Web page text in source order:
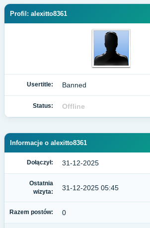
Profil: alexitto8361
Usertitle: Banned
Status: Offline
Informacje o alexitto8361
Dołączył: 31-12-2025
Ostatnia
wizyta:
31-12-2025 05:45
Razem postów: 0